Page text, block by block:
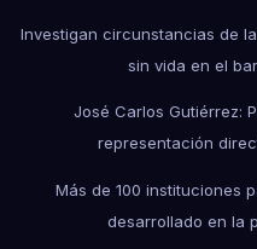
Investigan circunstancias de
sin vida en el
José Carlos Gutiérrez:
representación
Más de 100 instituciones
desarrollado en la